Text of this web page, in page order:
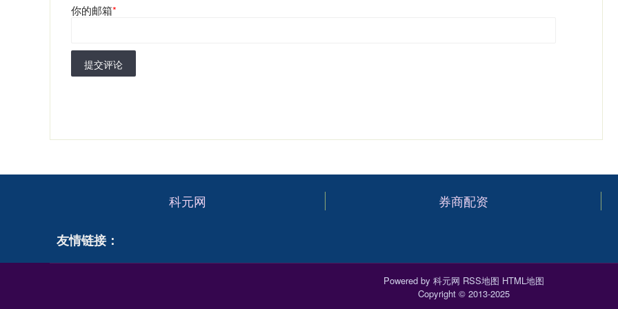
你的邮箱*
提交评论
科元网 券商配资
友情链接：
Powered by 科元网 RSS地图 HTML地图
Copyright © 2013-2025